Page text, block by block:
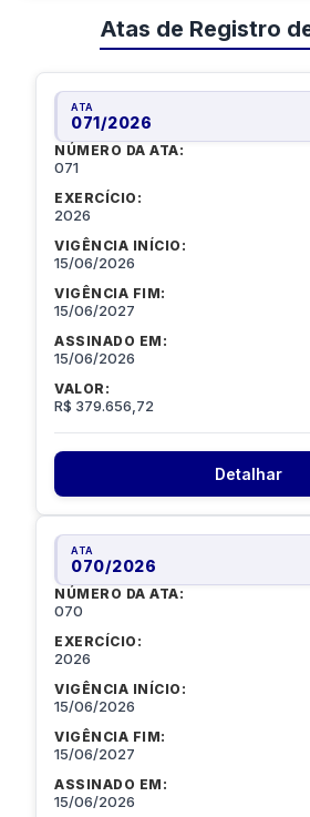
Atas de Registro
ATA
071/2026
NÚMERO DA ATA:
071
EXERCÍCIO:
2026
VIGÊNCIA INÍCIO:
15/06/2026
VIGÊNCIA FIM:
15/06/2027
ASSINADO EM:
15/06/2026
VALOR:
R$ 379.656,72
Detalhar
ATA
070/2026
NÚMERO DA ATA:
070
EXERCÍCIO:
2026
VIGÊNCIA INÍCIO:
15/06/2026
VIGÊNCIA FIM:
15/06/2027
ASSINADO EM:
15/06/2026